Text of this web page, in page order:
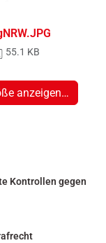
55.1 KB
anzeigen…
Kontrollen gegen